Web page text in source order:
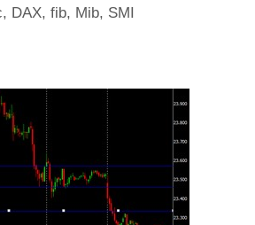
, DAX,fib, Mib, SMI